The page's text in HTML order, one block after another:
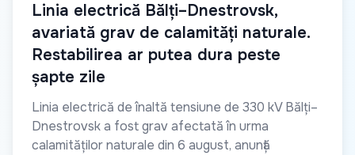
Linia electrică Bălți–Dnestrovsk,
avariată grav de calamități naturale.
Restabilirea ar putea dura peste
șapte zile
Linia electrică de înaltă tensiune de 330 kV Bălți–
Dnestrovsk a fost grav afectată în urma
calamităților naturale din 6 august, anunță